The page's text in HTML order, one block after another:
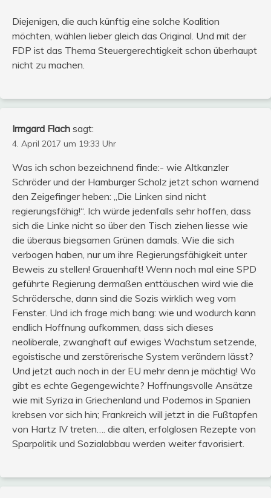
Diejenigen, die auch künftig eine solche Koalition
möchten, wählen lieber gleich das Original. Und mit der
FDP ist das Thema Steuergerechtigkeit schon überhaupt
nicht zu machen.
Irmgard Flach sagt:
4. April 2017 um 19:33 Uhr
Was ich schon bezeichnend finde:- wie Altkanzler
Schröder und der Hamburger Scholz jetzt schon warnend
den Zeigefinger heben: „Die Linken sind nicht
regierungsfähig!“. Ich würde jedenfalls sehr hoffen, dass
sich die Linke nicht so über den Tisch ziehen liesse wie
die überaus biegsamen Grünen damals. Wie die sich
verbogen haben, nur um ihre Regierungsfähigkeit unter
Beweis zu stellen! Grauenhaft! Wenn noch mal eine SPD
geführte Regierung dermaßen enttäuschen wird wie die
Schrödersche, dann sind die Sozis wirklich weg vom
Fenster. Und ich frage mich bang: wie und wodurch kann
endlich Hoffnung aufkommen, dass sich dieses
neoliberale, zwanghaft auf ewiges Wachstum setzende,
egoistische und zerstörerische System verändern lässt?
Und jetzt auch noch in der EU mehr denn je mächtig! Wo
gibt es echte Gegengewichte? Hoffnungsvolle Ansätze
wie mit Syriza in Griechenland und Podemos in Spanien
krebsen vor sich hin; Frankreich will jetzt in die Fußtapfen
von Hartz IV treten…. die alten, erfolglosen Rezepte von
Sparpolitik und Sozialabbau werden weiter favorisiert.